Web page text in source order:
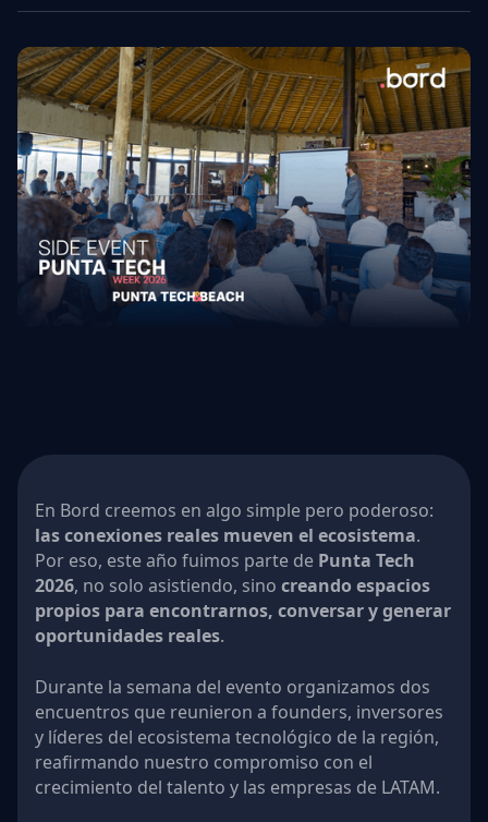
En Bord creemos en algo simple pero poderoso:
las conexiones reales mueven el ecosistema.
Por eso, este año fuimos parte de Punta Tech
2026, no solo asistiendo, sino creando espacios
propios para encontrarnos, conversar y generar
oportunidades reales.
Durante la semana del evento organizamos dos
encuentros que reunieron a founders, inversores
y líderes del ecosistema tecnológico de la región,
reafirmando nuestro compromiso con el
crecimiento del talento y las empresas de LATAM.